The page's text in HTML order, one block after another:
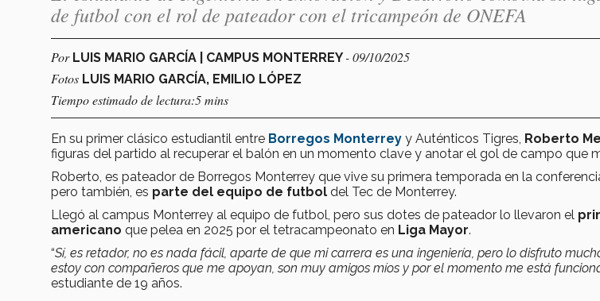
de futbol con el rol de pateador con el tricampeón de ONEFA
Por LUIS MARIO GARCÍA | CAMPUS MONTERREY- 09/10/2025
Fotos LUIS MARIO GARCÍA, EMILIO LÓPEZ
Tiempo estimado de lectura:5 mins
En su primer clásico estudiantil entre Borregos Monterrey y Auténticos Tigres, Roberto
figuras del partido al recuperar el balón en un momento clave y anotar el gol de campo que
Roberto, es pateador de Borregos Monterrey que vive su primera temporada en la
pero también, es parte del equipo de futbol del Tec de Monterrey.
Llegó al campus Monterrey al equipo de futbol, pero sus dotes de pateador lo llevaron el
americano que pelea en 2025 por el tetracampeonato en Liga Mayor.
“Sí, es retador, no es nada fácil, aparte de que mi carrera es una ingeniería, pero lo disfruto
estoy con compañeros que me apoyan, son muy amigos míos y por el momento me está
estudiante de 19 años.